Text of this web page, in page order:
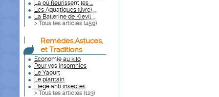
La où fleurissent les ...
Les Aquatiques (livre) ...
La Ballerine de Kiev(l ...
> Tous les articles (459)
Remèdes,Astuces,
et Traditions
Economie au kilo
Pour vos insomnies
Le Yaourt
Le plantain
Liege anti insectes
> Tous les articles (123)